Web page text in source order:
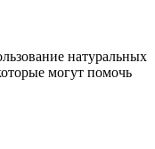
натуральных
могут помочь